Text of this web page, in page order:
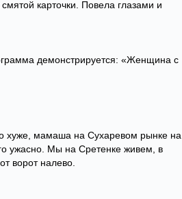
карточки. Повела глазами и
демонстрируется: «Женщина с
хуже, мамаша на Сухаревом рынке на
ужасно. Мы на Сретенке живем, в
ворот налево.